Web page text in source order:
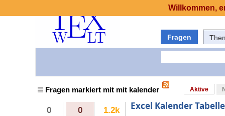
Fragen
Fragen markiert mit mit kalender Aktive
0 0 1.2k Excel Kalender
Willkommen,